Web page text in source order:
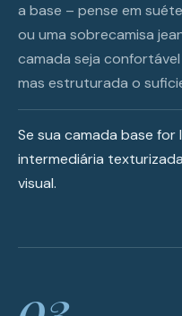
a base – pense em
ou uma sobrecamisa
camada seja
mas estruturada o
Se sua camada base for
intermediária
visual.